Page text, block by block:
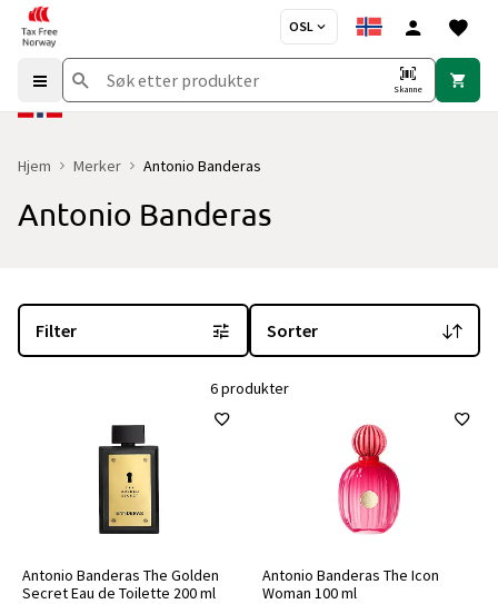
OSL
Skanne
Hjem Merker Antonio Banderas
Antonio Banderas
Filter Sorter
6 produkter
Antonio Banderas The Golden
Secret Eau de Toilette 200 ml
Antonio Banderas The Icon
Woman 100 ml